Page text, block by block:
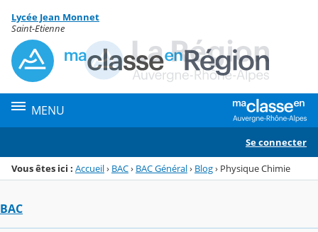
Menu de la rubrique
Contenu
Lycée Jean Monnet
Saint-Etienne
MENU
Se connecter
Vous êtes ici : Accueil› BAC› BAC Général› Blog› Physique Chimie
BAC